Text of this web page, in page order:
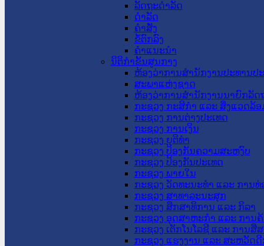
ລັດຖະດໍາລັດ
ດໍາລັດ
ຄໍາສັ່ງ
ຂໍ້ຕົກລົງ
ຄໍາແນະນໍາ
ນິຕິກຳຂັ້ນສູນກາງ
ຫ້ອງວ່າການສໍານັກງານປະທານປ
ສະພາແຫ່ງຊາດ
ຫ້ອງວ່າການສຳນັກງານນາຍົກລັດ
ກະຊວງ ກະສິກຳ ແລະ ສິ່ງແວດລ້ອ
ກະຊວງ ການຕ່າງປະເທດ
ກະຊວງ ການເງິນ
ກະຊວງ ຍຸຕິທໍາ
ກະຊວງ ປ້ອງກັນຄວາມສະຫງົບ
ກະຊວງ ປ້ອງກັນປະເທດ
ກະຊວງ ພາຍໃນ
ກະຊວງ ວັດທະນະທຳ ແລະ ການທ່
ກະຊວງ ສາທາລະນະສຸກ
ກະຊວງ ສຶກສາທິການ ແລະ ກິລາ
ກະຊວງ ອຸດສາຫະກຳ ແລະ ການຄ້
ກະຊວງ ເຕັກໂນໂລຊີ ແລະ ການສື່
ກະຊວງ ແຮງງານ ແລະ ສະຫວັດ